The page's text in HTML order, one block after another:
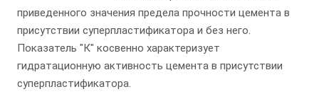
приведенного значения предела прочности цемента в
присутствии суперпластификатора и без него.
Показатель "К" косвенно характеризует
гидратационную активность цемента в присутствии
суперпластификатора.